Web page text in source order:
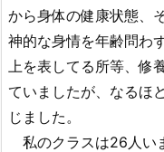
から身体の健康状態、
神的な身情を年齢問わ
上を表してる所等、修
ていましたが、なるほ
じました。
私のクラスは26人い